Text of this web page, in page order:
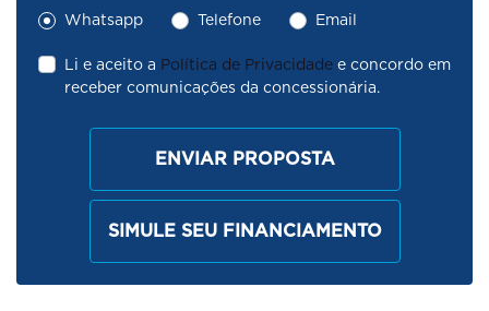
Whatsapp
Telefone Email
Li e aceito a Política de Privacidade e concordo em
receber comunicações da concessionária.
ENVIAR PROPOSTA
SIMULE SEU FINANCIAMENTO